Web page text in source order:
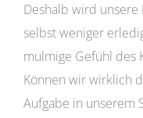
Deshalb wird
selbst weniger
mulmige Gefühl des
Können wir wirklich
Aufgabe in unserem